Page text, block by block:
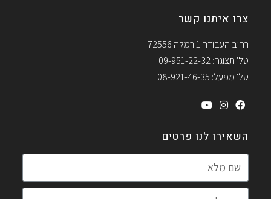
צרו איתנו קשר
רחוב העבודה 1 רמלה 72556
טל' תצוגה: 09-951-22-32
טל' מפעל: 08-921-46-35
השאירו לנו פרטים